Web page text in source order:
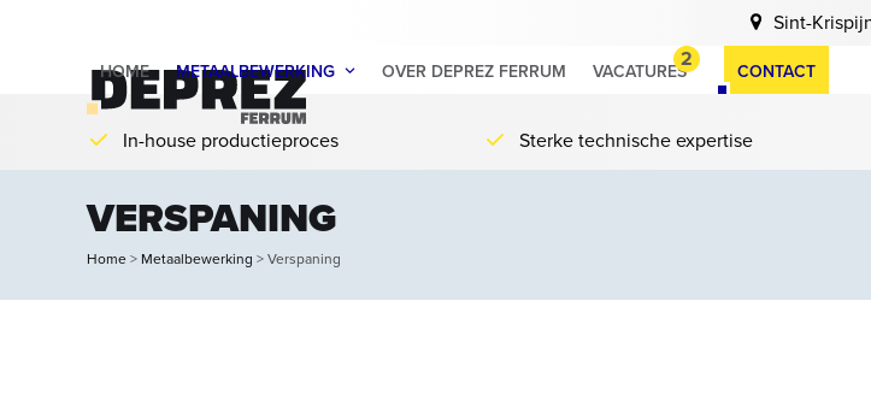
Sint-
HOME METAALBEWERKING OVER DEPREZ FERRUM VACATURES2 CONTACT
In-house productieproces Sterke technische expertise
VERSPANING
Home> Metaalbewerking >Verspaning